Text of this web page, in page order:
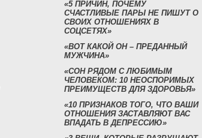
«5 ПРИЧИН, ПОЧЕМУ
СЧАСТЛИВЫЕ ПАРЫ НЕ ПИШУТ О
СВОИХ ОТНОШЕНИЯХ В
СОЦСЕТЯХ»
«ВОТ КАКОЙ ОН – ПРЕДАННЫЙ
МУЖЧИНА»
«СОН РЯДОМ С ЛЮБИМЫМ
ЧЕЛОВЕКОМ: 10 НЕОСПОРИМЫХ
ПРЕИМУЩЕСТВ ДЛЯ ЗДОРОВЬЯ»
«10 ПРИЗНАКОВ ТОГО, ЧТО ВАШИ
ОТНОШЕНИЯ ЗАСТАВЛЯЮТ ВАС
ВПАДАТЬ В ДЕПРЕССИЮ»